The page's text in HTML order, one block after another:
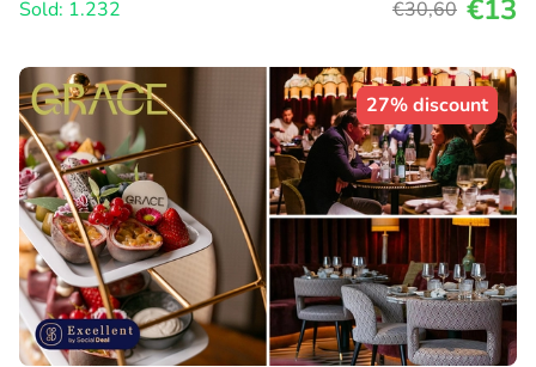
Sold: 1.232
€30,60 €13
27% discount